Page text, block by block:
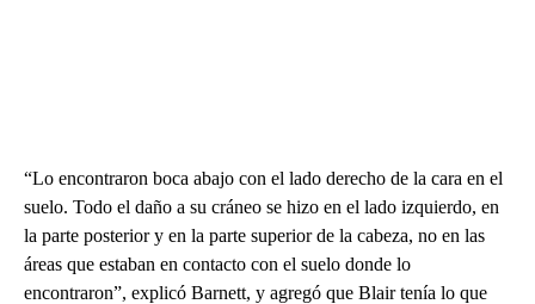
“Lo encontraron boca abajo con el lado derecho de la cara en el
suelo. Todo el daño a su cráneo se hizo en el lado izquierdo, en
la parte posterior y en la parte superior de la cabeza, no en las
áreas que estaban en contacto con el suelo donde lo
encontraron”, explicó Barnett, y agregó que Blair tenía lo que